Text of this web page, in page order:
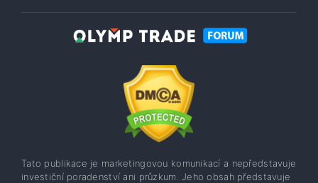
Tato publikace je marketingovou komunikací a nepředstavuje
investiční poradenství ani průzkum. Jeho obsah představuje